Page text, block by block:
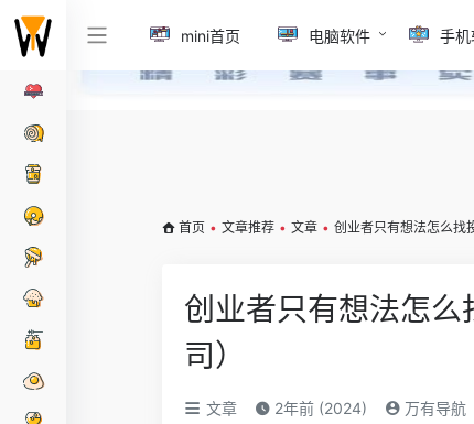
mini首页 电脑软件 手
首页 • 文章推荐 • 文章 • 创业者只有想法怎么找
创业者只有想法怎
司）
文章 2年前 (2024) 万有导航